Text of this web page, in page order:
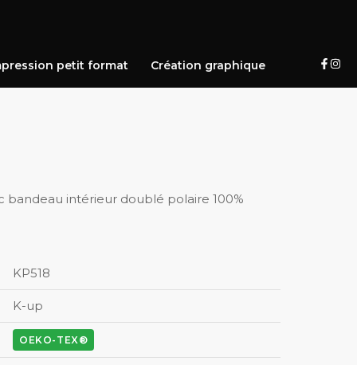
petit format Création graphique
bandeau intérieur doublé polaire 100%
KP518
K-up
OEKO-TEX®